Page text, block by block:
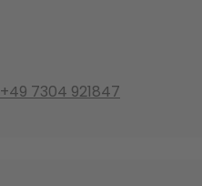
+49 7304 921847